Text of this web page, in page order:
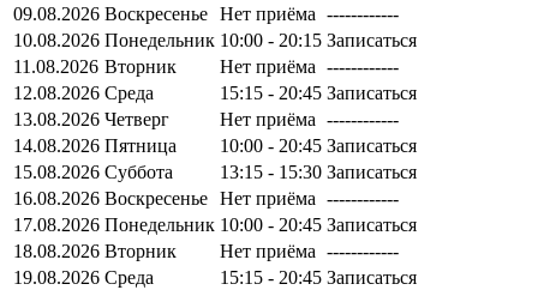
09.08.2026 Воскресенье Нет приёма ------------
10.08.2026 Понедельник 10:00 - 20:15 Записаться
11.08.2026 Вторник Нет приёма ------------
12.08.2026 Среда 15:15 - 20:45 Записаться
13.08.2026 Четверг Нет приёма ------------
14.08.2026 Пятница 10:00 - 20:45 Записаться
15.08.2026 Суббота 13:15 - 15:30 Записаться
16.08.2026 Воскресенье Нет приёма ------------
17.08.2026 Понедельник 10:00 - 20:45 Записаться
18.08.2026 Вторник Нет приёма ------------
19.08.2026 Среда 15:15 - 20:45 Записаться